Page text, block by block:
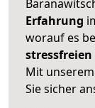
Erfahrung
worauf es
Mit
Sie sicher